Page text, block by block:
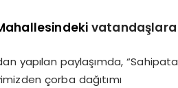
vatandaşlara
yapılan paylaşımda, “Sahipata
çorba dağıtımı